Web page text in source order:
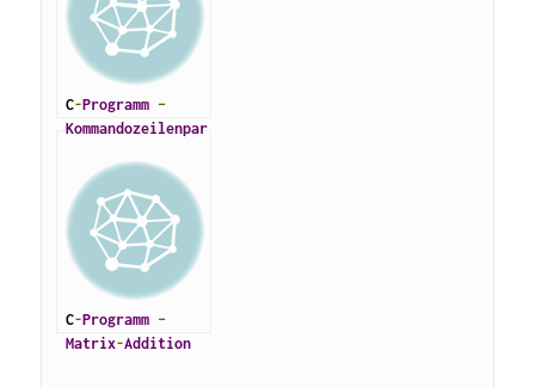
C-Programm –
Kommandozeilenpar
C-Programm –
Matrix-Addition